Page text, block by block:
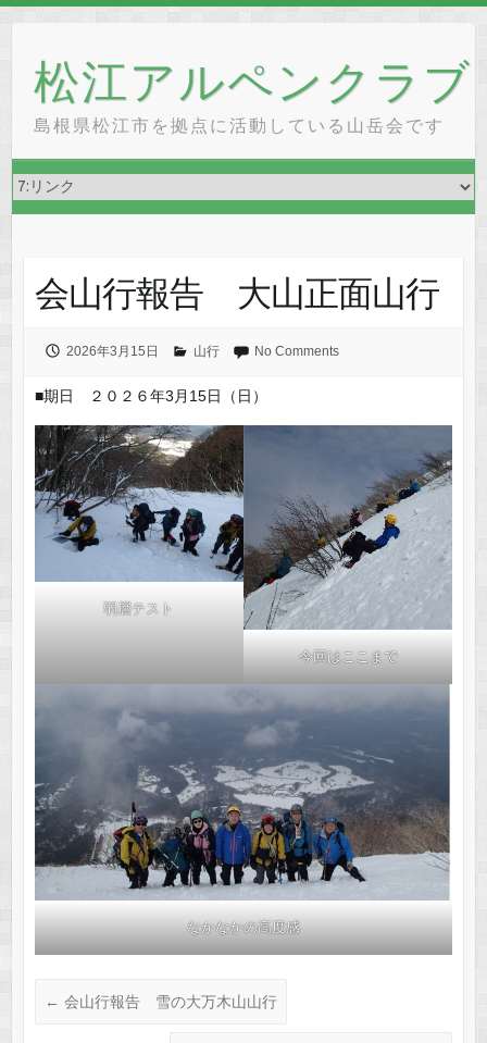
content松江アルペンクラブ
島根県松江市を拠点に活動している山岳会です
会山行報告 大山正面山行
2026年3月15日 山行 No Comments
■期日 ２０２６年3月15日（日）
弱層テスト
今回はここまで
なかなかの高度感
← 会山行報告 雪の大万木山山行